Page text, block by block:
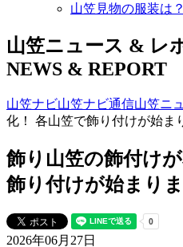
山笠見物の服装は
山笠ニュース & レ
NEWS & REPORT
山笠ナビ山笠ナビ通信山笠ニ
化！ 各山笠で飾り付けが始ま
飾り山笠の飾付け
飾り付けが始まり
2026年06月27日